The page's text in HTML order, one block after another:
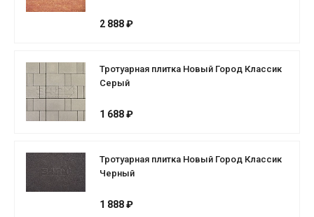
2 888 ₽
Тротуарная плитка Новый Город Классик
Серый
1 688 ₽
Тротуарная плитка Новый Город Классик
Черный
1 888 ₽